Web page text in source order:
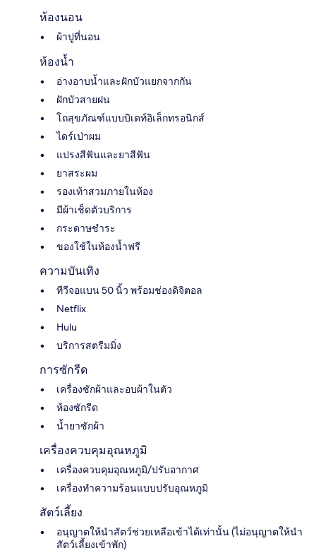
ห้องนอน
ผ้าปูที่นอน
ห้องน้ำ
อ่างอาบน้ำและฝักบัวแยกจากกัน
ฝักบัวสายฝน
โถสุขภัณฑ์แบบบิเดท์อิเล็กทรอนิกส์
ไดร์เป่าผม
แปรงสีฟันและยาสีฟัน
ยาสระผม
รองเท้าสวมภายในห้อง
มีผ้าเช็ดตัวบริการ
กระดาษชำระ
ของใช้ในห้องน้ำฟรี
ความบันเทิง
ทีวีจอแบน 50 นิ้ว พร้อมช่องดิจิตอล
Netflix
Hulu
บริการสตรีมมิ่ง
การซักรีด
เครื่องซักผ้าและอบผ้าในตัว
ห้องซักรีด
น้ำยาซักผ้า
เครื่องควบคุมอุณหภูมิ
เครื่องควบคุมอุณหภูมิ/ปรับอากาศ
เครื่องทำความร้อนแบบปรับอุณหภูมิ
สัตว์เลี้ยง
อนุญาตให้นำสัตว์ช่วยเหลือเข้าได้เท่านั้น (ไม่อนุญาตให้นำ
สัตว์เลี้ยงเข้าพัก)